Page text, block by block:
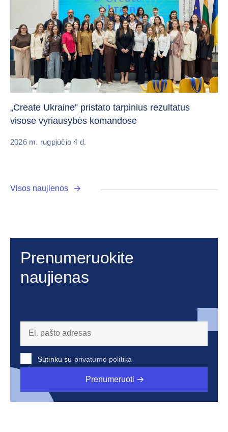
„Create Ukraine” pristato tarpinius rezultatus
visose vyriausybės komandose
2026 m. rugpjūčio 4 d.
Visos naujienos
Prenumeruokite
naujienas
Sutinku su privatumo politika
Prenumeruoti